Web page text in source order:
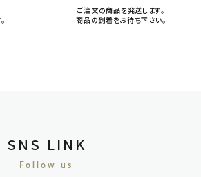
ご注文の商品を発送します。
商品の到着をお待ち下さい。
SNS LINK
Follow us